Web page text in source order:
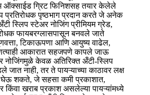
ऑक्साईड ग्रिट फिनिशसह तयार केलेले
प्रतिरोधक पृष्ठभाग प्रदान करते जे अनेक
स्लिप स्टेअर नोजिंग प्रीमियम ग्रेड,
फायबरग्लासपासून बनवले जाते
टिकाऊपणा आणि आयुष्य वाढेल,
आकारात सहजपणे कापले जाऊ
केवळ अतिरिक्त अँटी-स्लिप
जात नाही, तर ते पायऱ्याच्या काठावर लक्ष
शकते, जे सहसा कमी प्रकाशात,
किंवा खराब प्रकाश असलेल्या पायऱ्यांमध्ये